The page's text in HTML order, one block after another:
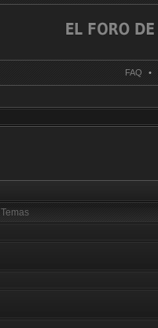
FAQ •
Temas